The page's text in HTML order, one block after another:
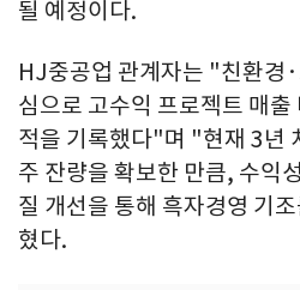
될 예정이다.
HJ중공업 관계자는 "친환경
심으로 고수익 프로젝트 매출
적을 기록했다"며 "현재 3년
주 잔량을 확보한 만큼, 수익
질 개선을 통해 흑자경영 기
혔다.